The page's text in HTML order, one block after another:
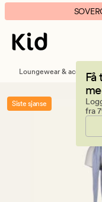
Ina
kjole
blå
banner.
Klikk
ESCAPE
pause.
fra
Loungewear &
Siste sjanse